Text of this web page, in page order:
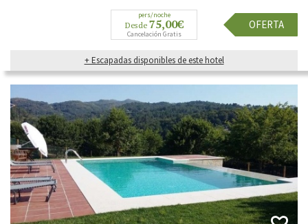
pers/noche
Desde 75,00€
Cancelación Gratis
OFERTA
+ Escapadas disponibles de este hotel